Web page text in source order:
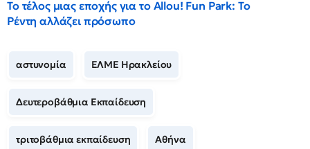
Το τέλος μιας εποχής για το Allou! Fun Park: Το
Ρέντη αλλάζει πρόσωπο
αστυνομία ΕΛΜΕ Ηρακλείου
Δευτεροβάθμια Εκπαίδευση
τριτοβάθμια εκπαίδευση Αθήνα